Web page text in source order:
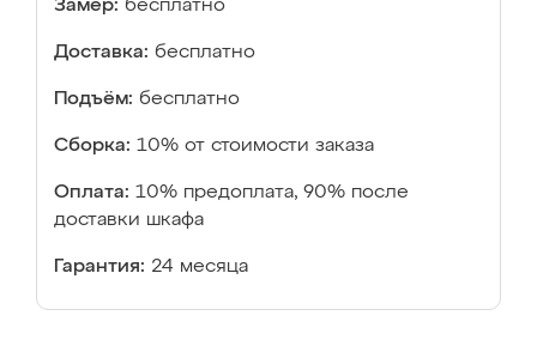
Замер: бесплатно
Доставка: бесплатно
Подъём: бесплатно
Сборка: 10% от стоимости заказа
Оплата: 10% предоплата, 90% после
доставки шкафа
Гарантия: 24 месяца